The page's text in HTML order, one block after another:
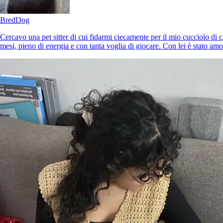
BredDog
Cercavo una pet sitter di cui fidarmi ciecamente per il mio cucciolo di
mesi, pieno di energia e con tanta voglia di giocare. Con lei è stato